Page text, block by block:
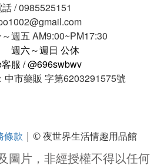
話 / 0985525151
週五 AM9:00~PM17:30
週六～週日 公休
服 / @696swbwv
中市藥販 字第6203291575號
條款 | © 夜世界生活情趣用品館
圖片，非經授權不得以任何